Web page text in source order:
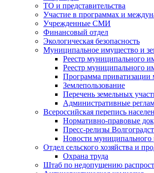
ТО и представительства
Участие в программах и
Учрежденные СМИ
Финансовый отдел
Экологическая безопасность
Муниципальное имущество и
Реестр муниципального
Реестр муниципального
Программа приватизации
Землепользование
Перечень земельных
Административные
Всероссийская перепись
Нормативно-правовые
Пресс-релизы
Новости
Отдел сельского хозяйства и
Охрана труда
Штаб по недопущению